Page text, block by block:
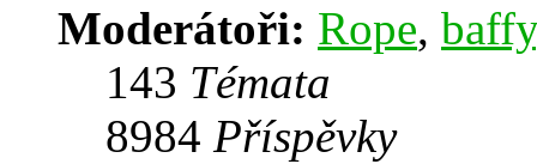
Moderátoři: Rope, baffy
143 Témata
8984 Příspěvky